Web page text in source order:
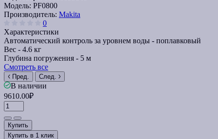
Модель: PF0800
Производитель: Makita
0
Характеристики
Автоматический контроль за уровнем воды - поплавковый
Вес - 4.6 кг
Глубина погружения - 5 м
Смотреть все
Пред. След.
В наличии
9610.00₽
Купить
Купить в 1 клик